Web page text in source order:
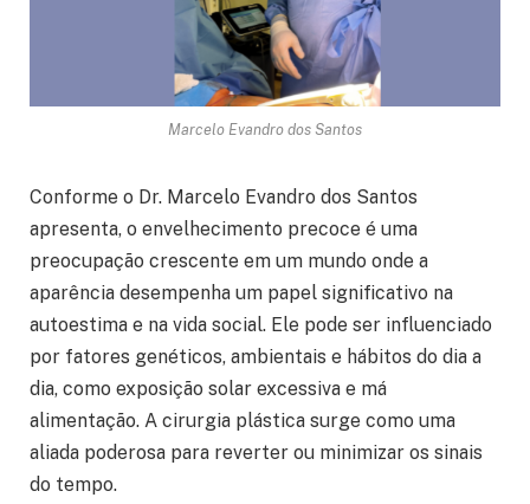
Marcelo Evandro dos Santos
Conforme o Dr. Marcelo Evandro dos Santos
apresenta, o envelhecimento precoce é uma
preocupação crescente em um mundo onde a
aparência desempenha um papel significativo na
autoestima e na vida social. Ele pode ser influenciado
por fatores genéticos, ambientais e hábitos do dia a
dia, como exposição solar excessiva e má
alimentação. A cirurgia plástica surge como uma
aliada poderosa para reverter ou minimizar os sinais
do tempo.